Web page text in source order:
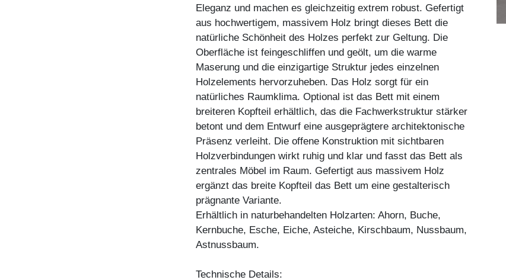
Eleganz und machen es gleichzeitig extrem robust. Gefertigt
aus hochwertigem, massivem Holz bringt dieses Bett die
natürliche Schönheit des Holzes perfekt zur Geltung. Die
Oberfläche ist feingeschliffen und geölt, um die warme
Maserung und die einzigartige Struktur jedes einzelnen
Holzelements hervorzuheben. Das Holz sorgt für ein
natürliches Raumklima. Optional ist das Bett mit einem
breiteren Kopfteil erhältlich, das die Fachwerkstruktur stärker
betont und dem Entwurf eine ausgeprägtere architektonische
Präsenz verleiht. Die offene Konstruktion mit sichtbaren
Holzverbindungen wirkt ruhig und klar und fasst das Bett als
zentrales Möbel im Raum. Gefertigt aus massivem Holz
ergänzt das breite Kopfteil das Bett um eine gestalterisch
prägnante Variante.
Erhältlich in naturbehandelten Holzarten: Ahorn, Buche,
Kernbuche, Esche, Eiche, Asteiche, Kirschbaum, Nussbaum,
Astnussbaum.
Technische Details: